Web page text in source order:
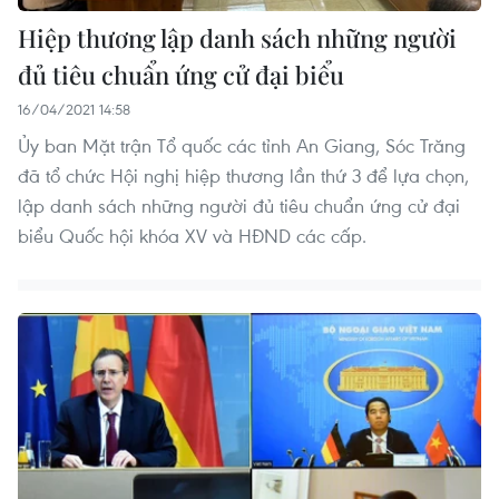
Hiệp thương lập danh sách những người
đủ tiêu chuẩn ứng cử đại biểu
16/04/2021 14:58
Ủy ban Mặt trận Tổ quốc các tỉnh An Giang, Sóc Trăng
đã tổ chức Hội nghị hiệp thương lần thứ 3 để lựa chọn,
lập danh sách những người đủ tiêu chuẩn ứng cử đại
biểu Quốc hội khóa XV và HĐND các cấp.